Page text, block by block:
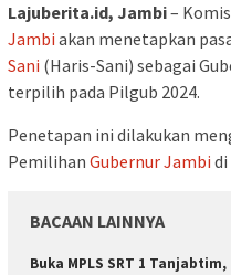
Lajuberita.id, Jambi–
Jambi akan menetapkan
Sani (Haris-Sani) sebagai
terpilih pada Pilgub 2024.
Penetapan ini dilakukan
Pemilihan Gubernur Jambi
BACAAN LAINNYA
Buka MPLS SRT 1